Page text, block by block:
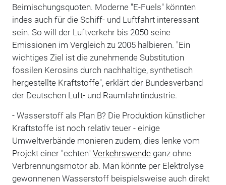
Beimischungsquoten. Moderne "E-Fuels" könnten
indes auch für die Schiff- und Luftfahrt interessant
sein. So will der Luftverkehr bis 2050 seine
Emissionen im Vergleich zu 2005 halbieren. "Ein
wichtiges Ziel ist die zunehmende Substitution
fossilen Kerosins durch nachhaltige, synthetisch
hergestellte Kraftstoffe", erklärt der Bundesverband
der Deutschen Luft- und Raumfahrtindustrie.
- Wasserstoff als Plan B? Die Produktion künstlicher
Kraftstoffe ist noch relativ teuer - einige
Umweltverbände monieren zudem, dies lenke vom
Projekt einer "echten" Verkehrswendeganz ohne
Verbrennungsmotor ab. Man könnte per Elektrolyse
gewonnenen Wasserstoff beispielsweise auch direkt